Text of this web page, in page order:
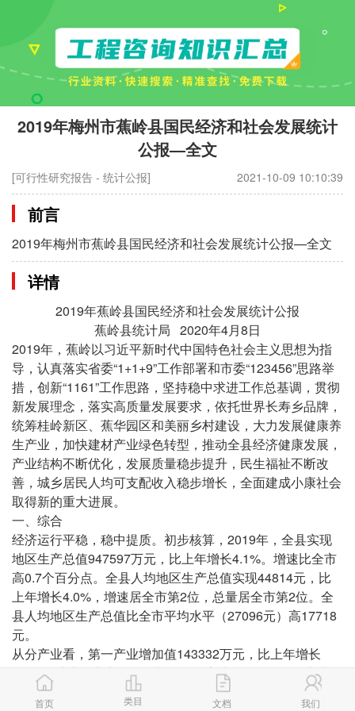
2019年梅州市蕉岭县国民经济和社会发展统计
公报—全文
[可行性研究报告 - 统计公报] 2021-10-09 10:10:39
前言
2019年梅州市蕉岭县国民经济和社会发展统计公报—全文
详情
2019年蕉岭县国民经济和社会发展统计公报
蕉岭县统计局 2020年4月8日
2019年，蕉岭以习近平新时代中国特色社会主义思想为指
导，认真落实省委“1+1+9”工作部署和市委“123456”思路举
措，创新“1161”工作思路，坚持稳中求进工作总基调，贯彻
新发展理念，落实高质量发展要求，依托世界长寿乡品牌，
统筹桂岭新区、蕉华园区和美丽乡村建设，大力发展健康养
生产业，加快建材产业绿色转型，推动全县经济健康发展，
产业结构不断优化，发展质量稳步提升，民生福祉不断改
善，城乡居民人均可支配收入稳步增长，全面建成小康社会
取得新的重大进展。
一、综合
经济运行平稳，稳中提质。初步核算，2019年，全县实现
地区生产总值947597万元，比上年增长4.1%。增速比全市
高0.7个百分点。全县人均地区生产总值实现44814元，比
上年增长4.0%，增速居全市第2位，总量居全市第2位。全
县人均地区生产总值比全市平均水平（27096元）高17718
元。
从分产业看，第一产业增加值143332万元，比上年增长
3.9%，对地区生产总值增长的贡献率为13.8%；第二产业增
加值424541万元，比上年增长8.6%，对地区生产总值增长
首页 类目 文档 我们